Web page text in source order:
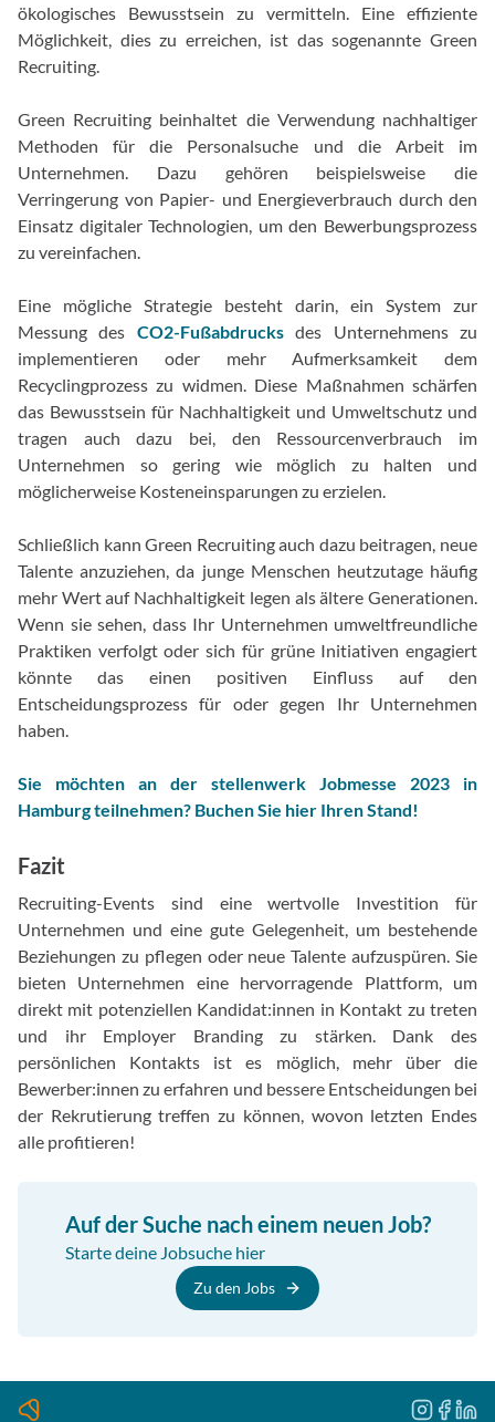
ökologisches Bewusstsein zu vermitteln. Eine effiziente
Möglichkeit, dies zu erreichen, ist das sogenannte Green
Recruiting.
Green Recruiting beinhaltet die Verwendung nachhaltiger
Methoden für die Personalsuche und die Arbeit im
Unternehmen. Dazu gehören beispielsweise die
Verringerung von Papier- und Energieverbrauch durch den
Einsatz digitaler Technologien, um den Bewerbungsprozess
zu vereinfachen.
Eine mögliche Strategie besteht darin, ein System zur
Messung des CO2-Fußabdrucksdes Unternehmens zu
implementieren oder mehr Aufmerksamkeit dem
Recyclingprozess zu widmen. Diese Maßnahmen schärfen
das Bewusstsein für Nachhaltigkeit und Umweltschutz und
tragen auch dazu bei, den Ressourcenverbrauch im
Unternehmen so gering wie möglich zu halten und
möglicherweise Kosteneinsparungen zu erzielen.
Schließlich kann Green Recruiting auch dazu beitragen, neue
Talente anzuziehen, da junge Menschen heutzutage häufig
mehr Wert auf Nachhaltigkeit legen als ältere Generationen.
Wenn sie sehen, dass Ihr Unternehmen umweltfreundliche
Praktiken verfolgt oder sich für grüne Initiativen engagiert
könnte das einen positiven Einfluss auf den
Entscheidungsprozess für oder gegen Ihr Unternehmen
haben.
Sie möchten an der stellenwerk Jobmesse 2023 in
Hamburg teilnehmen? Buchen Sie hier Ihren Stand!
Fazit
Recruiting-Events sind eine wertvolle Investition für
Unternehmen und eine gute Gelegenheit, um bestehende
Beziehungen zu pflegen oder neue Talente aufzuspüren. Sie
bieten Unternehmen eine hervorragende Plattform, um
direkt mit potenziellen Kandidat:innen in Kontakt zu treten
und ihr Employer Branding zu stärken. Dank des
persönlichen Kontakts ist es möglich, mehr über die
Bewerber:innen zu erfahren und bessere Entscheidungen bei
der Rekrutierung treffen zu können, wovon letzten Endes
alle profitieren!
Auf der Suche nach einem neuen Job?
Starte deine Jobsuche hier
Zu den Jobs